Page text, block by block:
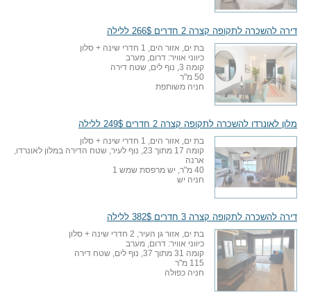
דירה להשכרה לתקופה קצרה 2 חדרים 266$ ללילה
בת ים, אזור הים, 1 חדרי שינה + סלון
כיווני אוויר: דרום, מערב
קומה 3, נוף לים, שטח דירה
50 מ"ר
חניה משותפת
מלון לאונרדו להשכרה לתקופה קצרה 2 חדרים 249$ ללילה
בת ים, אזור הים, 1 חדרי שינה + סלון
קומה 17 מתוך 23, נוף לעיר, שטח הדירה במלון לאונרדו,
ארנה
40 מ"ר, יש מרפסת שמש 1
חניה יש
דירה להשכרה לתקופה קצרה 3 חדרים 382$ ללילה
בת ים, אזור גן העיר, 2 חדרי שינה + סלון
כיווני אוויר: דרום, מערב
קומה 31 מתוך 37, נוף לים, שטח דירה
115 מ"ר
חניה כפולה